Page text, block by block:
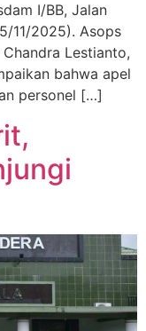
I/BB, Jalan
11/2025). Asops
Lestianto,
bahwa apel
personel […]